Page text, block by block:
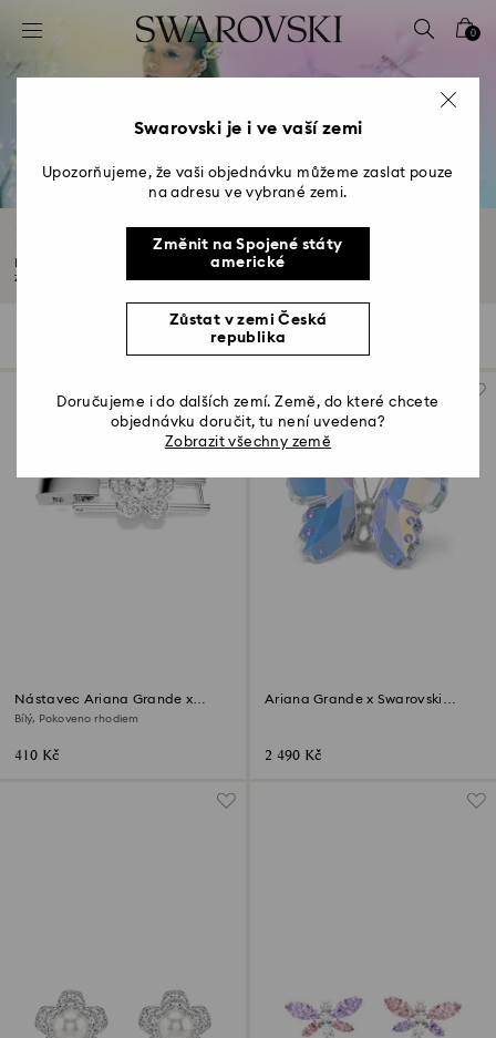
Seznam přístupových kódů
0 – Záhlaví
4 – Výsledky vyhledávání
0
Kolekce Ariana Grande x Swarovski
Prozkoumejte capsule kolekci Ariana Grande x Swarovski, která představuje
zářivé...
Filtr
Filtr
podle
Nástavec Ariana Grande x
Swarovski
Bílý, Pokoveno rhodiem
410 Kč
Ariana Grande x Swarovski
2 490 Kč
Swarovski je i ve vaší zemi
Upozorňujeme, že vaši objednávku můžeme zaslat pouze
na adresu ve vybrané zemi.
Změnit na Spojené státy
americké
Zůstat v zemi Česká
republika
Doručujeme i do dalších zemí. Země, do které chcete
objednávku doručit, tu není uvedena?
Zobrazit všechny země